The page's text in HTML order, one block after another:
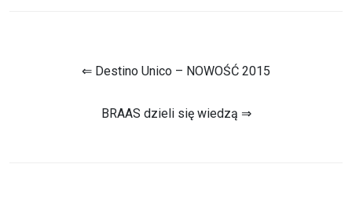
⇐ Destino Unico – NOWOŚĆ 2015
BRAAS dzieli się wiedzą ⇒